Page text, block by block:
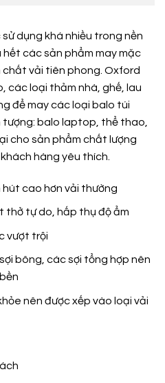
dụng khá nhiều trong nền
hết các sản phẩm may mặc
chất vải tiên phong. Oxford
các loại thảm nhà, ghế, lau
để may các loại balo túi
balo laptop, thể thao,
cho sản phẩm chất lượng
hàng yêu thích.
hút cao hơn vải thường
thở tự do, hấp thụ độ ẩm
vượt trội
bông, các sợi tổng hợp nên
nên được xếp vào loại vải